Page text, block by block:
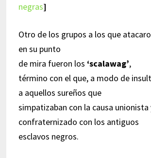
negras]
Otro de los grupos a los que
en su punto
de mira fueron los ‘scalawag’,
término con el que, a modo de
a aquellos sureños que
simpatizaban con la causa unionista
confraternizado con los antiguos
esclavos negros.